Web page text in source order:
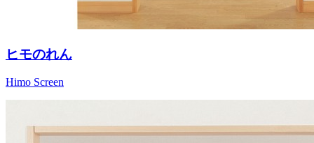
ヒモのれん
Himo Screen